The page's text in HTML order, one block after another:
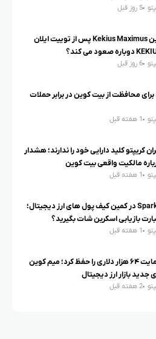
5 روز قبل
رشد میم کوین Kekius Maximus پس از توییت ایلان
6 روز قبل
محافظت از بیت کوین در برابر حملات
1 هفته قبل
کریپتو کلید دارایی خود را ندارند؛ هشدار
مالکیت واقعی بیت کوین
1 هفته قبل
بدافزار SparkKitty در کمین کیف پول های ارز دیجیتال؛
بازیابی اسکرین شات بگیرید؟
1 هفته قبل
بیت کوین حمایت ۶۴ هزار دلاری را حفظ کرد؛ میم کوین
بازار ارز دیجیتال
2 هفته قبل